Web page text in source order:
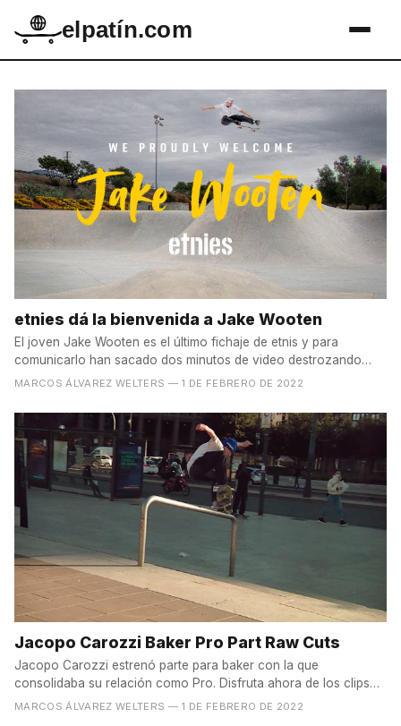
elpatín.com
etnies dá la bienvenida a Jake Wooten
El joven Jake Wooten es el último fichaje de etnis y para
comunicarlo han sacado dos minutos de video destrozando
cada...
MARCOS ÁLVAREZ WELTERS — 1 DE FEBRERO DE 2022
Jacopo Carozzi Baker Pro Part Raw Cuts
Jacopo Carozzi estrenó parte para baker con la que
consolidaba su relación como Pro. Disfruta ahora de los clips
en...
MARCOS ÁLVAREZ WELTERS — 1 DE FEBRERO DE 2022